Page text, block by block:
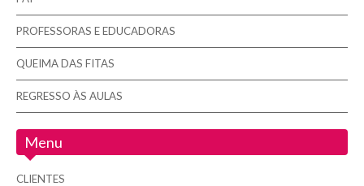
PROFESSORAS E EDUCADORAS
QUEIMA DAS FITAS
REGRESSO ÀS AULAS
Menu
CLIENTES